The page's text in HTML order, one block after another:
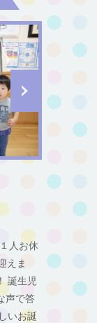
人お休
えま
誕生児
声で答
いお誕